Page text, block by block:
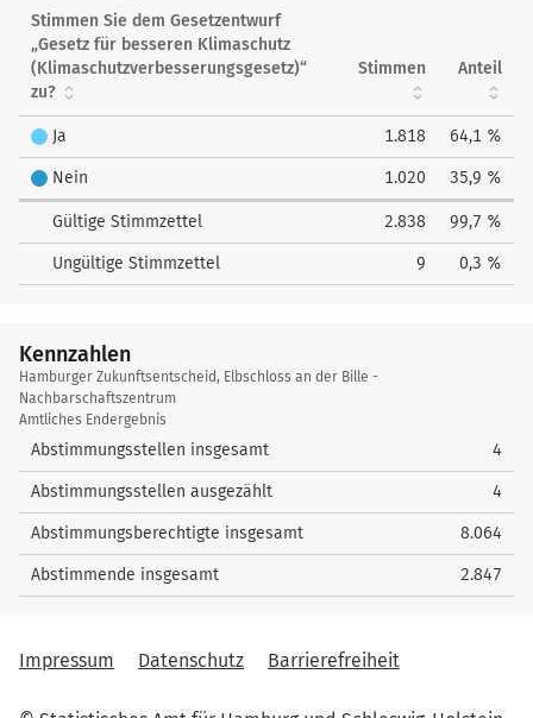
Stimmen Sie dem Gesetzentwurf
„Gesetz für besseren Klimaschutz
(Klimaschutzverbesserungsgesetz)“
zu?
Stimmen Anteil
Ja 1.818 64,1 %
Nein 1.020 35,9 %
Gültige Stimmzettel 2.838 99,7 %
Ungültige Stimmzettel 9 0,3 %
Kennzahlen
Kennzahlen
Hamburger Zukunftsentscheid, Elbschloss an der Bille -
Nachbarschaftszentrum
Amtliches Endergebnis
Abstimmungsstellen insgesamt 4
Abstimmungsstellen ausgezählt 4
Abstimmungsberechtigte insgesamt 8.064
Abstimmende insgesamt 2.847
Impressum Datenschutz Barrierefreiheit